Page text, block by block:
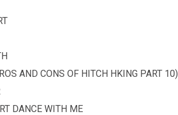
AND CONS OF HITCH HKING PART 10)
DANCE WITH ME